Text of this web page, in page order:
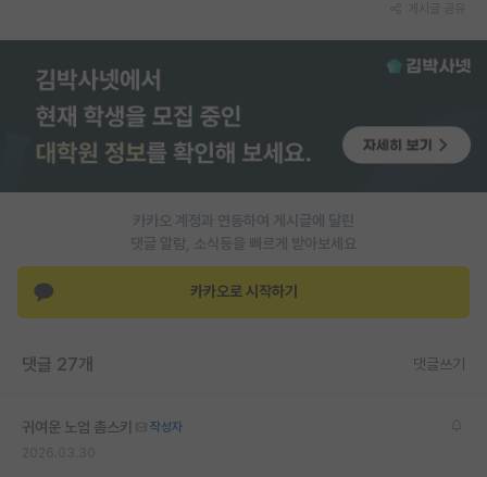
이벤트
반도체 아카데미
카카오 계정과 연동하여 게시글에 달린
댓글 알람, 소식등을 빠르게 받아보세요
카카오로 시작하기
댓글 27개 댓글쓰기
귀여운 노엄 촘스키
작성자